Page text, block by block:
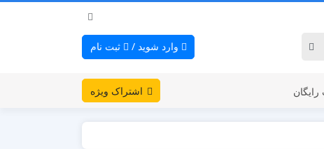
وارد شوید / ثبت نام
اشتراک ویژه